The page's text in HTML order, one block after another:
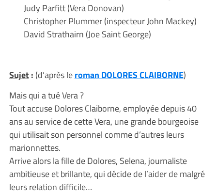
Judy Parfitt (Vera Donovan)
Christopher Plummer (inspecteur John Mackey)
David Strathairn (Joe Saint George)
Sujet : (d’après leroman DOLORES CLAIBORNE)
Mais qui a tué Vera ?
Tout accuse Dolores Claiborne, employée depuis 40
ans au service de cette Vera, une grande bourgeoise
qui utilisait son personnel comme d’autres leurs
marionnettes.
Arrive alors la fille de Dolores, Selena, journaliste
ambitieuse et brillante, qui décide de l’aider de malgré
leurs relation difficile…